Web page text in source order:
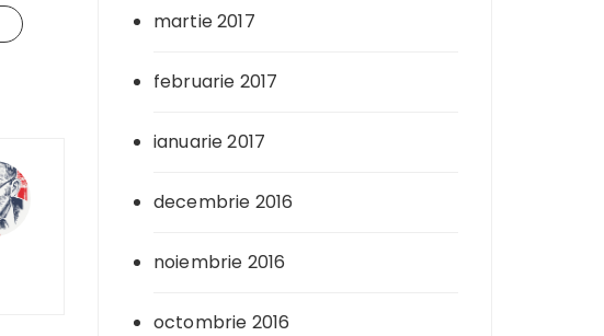
martie 2017
februarie 2017
ianuarie 2017
decembrie 2016
noiembrie 2016
octombrie 2016